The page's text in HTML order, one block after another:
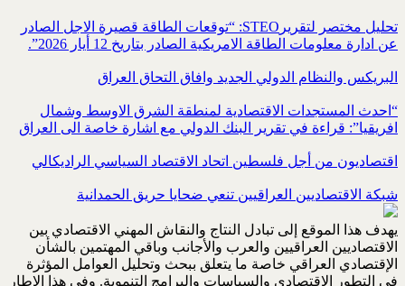
تحليل مختصر لتقريرSTEO‏: “توقعات الطاقة قصيرة الاجل الصادر
عن ادارة معلومات الطاقة الامريكية ‏الصادر بتاريخ 12 أيار 2026”.‏
البريكس والنظام الدولي الجديد وافاق التحاق العراق
“احدث المستجدات الاقتصادية لمنطقة الشرق الاوسط وشمال
افريقيا”: قراءة في تقرير البنك الدولي مع اشارة خاصة الى العراق
اقتصاديون من أجل فلسطين اتحاد الاقتصاد السياسي الراديكالي
شبكة الاقتصاديين العراقيين تنعي ضحايا حريق الحمدانية
يهدف هذا الموقع إلى تبادل النتاج والنقاش المهني الاقتصادي بين
الاقتصاديين العراقيين والعرب والأجانب وباقي المهتمين بالشأن
الإقتصادي العراقي خاصة ما يتعلق ببحث وتحليل العوامل المؤثرة
في التطور الاقتصادي والسياسات والبرامج التنموية. وفي هذا الإطار